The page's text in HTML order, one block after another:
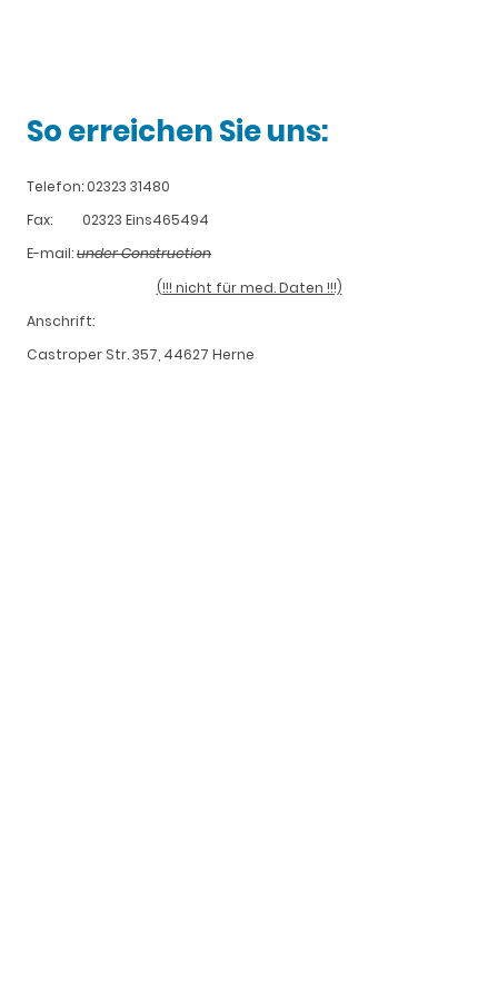
So erreichen Sie uns:
Telefon: 02323 31480
Fax: 02323 Eins465494
E-mail:under Construction
(!!! nicht für med. Daten !!!)
Anschrift:
Castroper Str. 357, 44627 Herne